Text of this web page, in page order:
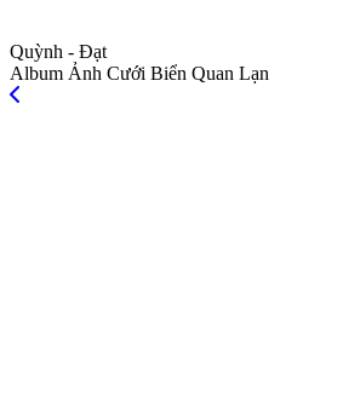
Quỳnh - Đạt
Album Ảnh Cưới Biển Quan Lạn